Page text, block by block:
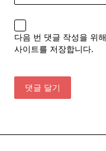
다음 번 댓글 작성을 위
사이트를 저장합니다.